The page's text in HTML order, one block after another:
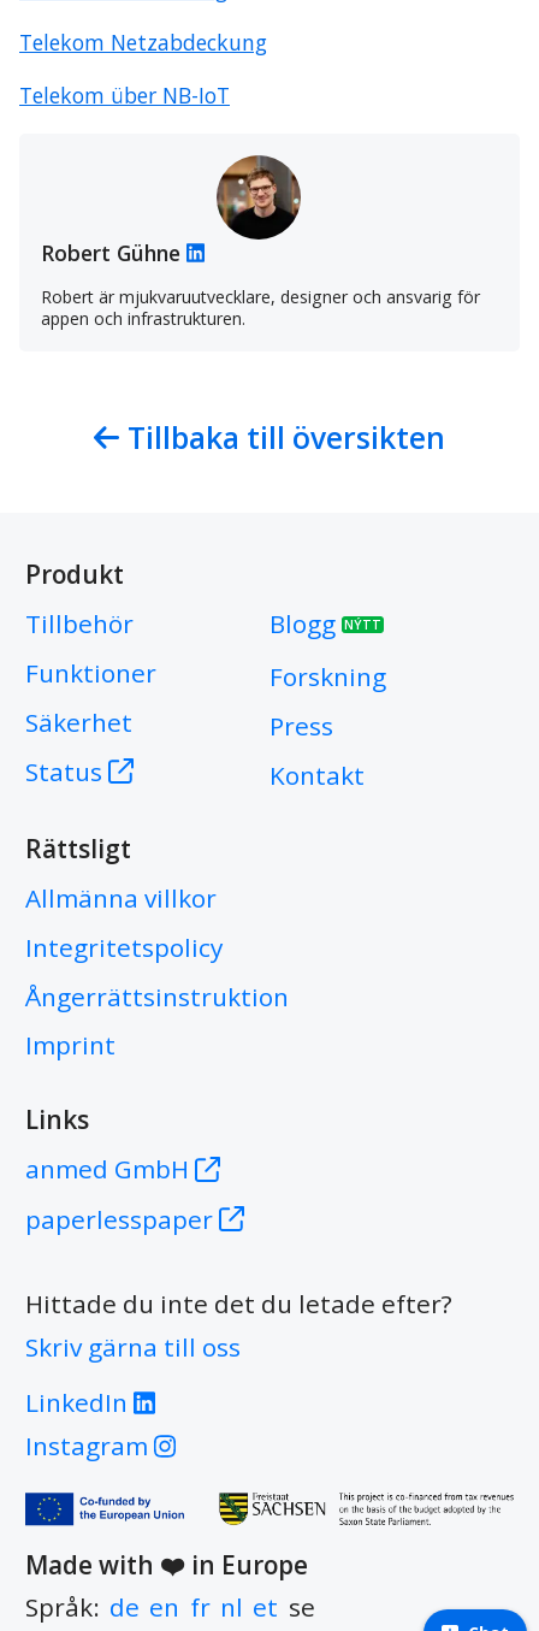
Telekom Netzabdeckung
Telekom über NB-IoT
Robert Gühne
Robert är mjukvaruutvecklare, designer och ansvarig för
appen och infrastrukturen.
Tillbaka till översikten
Produkt
Tillbehör
Funktioner
Säkerhet
Status
Blogg NÝTT
Forskning
Press
Kontakt
Rättsligt
Allmänna villkor
Integritetspolicy
Ångerrättsinstruktion
Imprint
Links
anmed GmbH
paperlesspaper
Hittade du inte det du letade efter?
Skriv gärna till oss
LinkedIn
Instagram
Made with ❤️ in Europe
Språk: de en fr nl et se